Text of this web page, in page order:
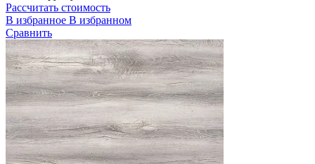
Рассчитать стоимость
В избранное В избранном
Сравнить